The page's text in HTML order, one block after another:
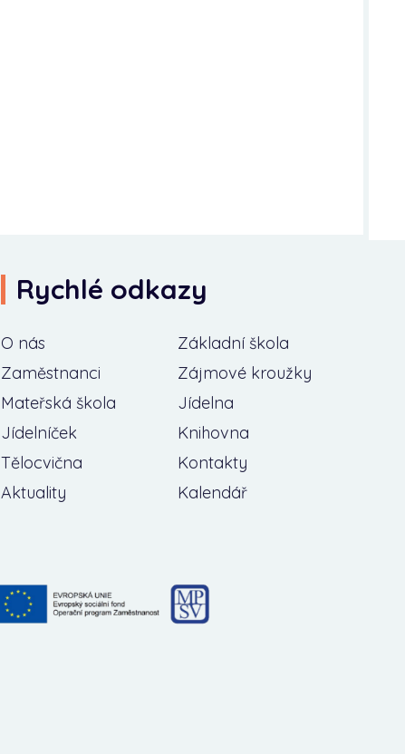
Rychlé odkazy
O nás
Základní škola
Zaměstnanci
Zájmové kroužky
Mateřská škola
Jídelna
Jídelníček
Knihovna
Tělocvična
Kontakty
Aktuality
Kalendář